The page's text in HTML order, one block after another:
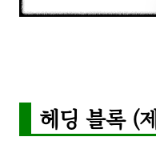
헤딩 블록 (